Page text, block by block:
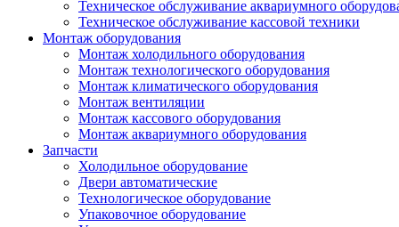
Техническое обслуживание аквариумного
Техническое обслуживание кассовой техники
Монтаж оборудования
Монтаж холодильного оборудования
Монтаж технологического оборудования
Монтаж климатического оборудования
Монтаж вентиляции
Монтаж кассового оборудования
Монтаж аквариумного оборудования
Запчасти
Холодильное оборудование
Двери автоматические
Технологическое оборудование
Упаковочное оборудование